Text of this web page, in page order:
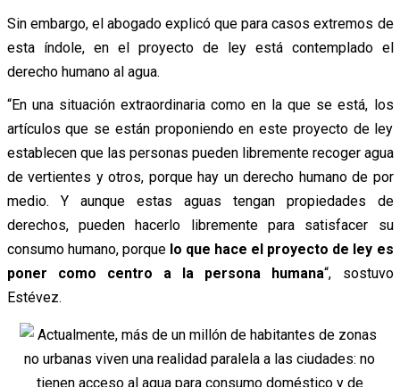
Sin embargo, el abogado explicó que para casos extremos de
esta índole, en el proyecto de ley está contemplado el
derecho humano al agua.
“En una situación extraordinaria como en la que se está, los
artículos que se están proponiendo en este proyecto de ley
establecen que las personas pueden libremente recoger agua
de vertientes y otros, porque hay un derecho humano de por
medio. Y aunque estas aguas tengan propiedades de
derechos, pueden hacerlo libremente para satisfacer su
consumo humano, porque lo que hace el proyecto de ley es
poner como centro a la persona humana“, sostuvo
Estévez.